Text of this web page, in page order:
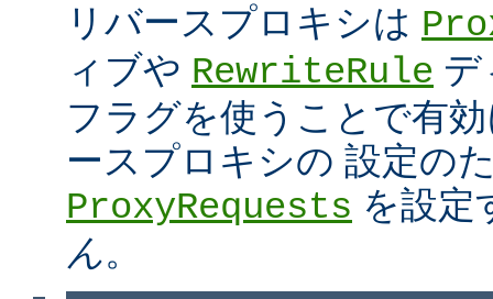
リバースプロキシは
ィブや RewriteRule
フラグを使うことで有
ースプロキシの 設定の
ProxyRequests を設定
ん。